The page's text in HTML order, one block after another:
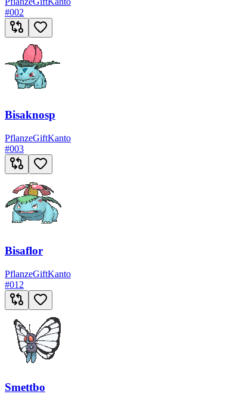
#002
Bisaknosp
PflanzeGiftKanto
#003
Bisaflor
PflanzeGiftKanto
#012
Smettbo